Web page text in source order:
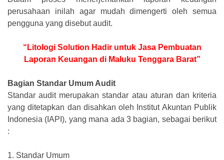
perusahaan inilah agar mudah dimengerti oleh semua
pengguna yang disebut audit.
“Litologi Solution Hadir untuk Jasa Pembuatan
Laporan Keuangan di Maluku Tenggara Barat”
Bagian Standar Umum Audit
Standar audit merupakan standar atau aturan dan kriteria
yang ditetapkan dan disahkan oleh Institut Akuntan Publik
Indonesia (IAPI), yang mana ada 3 bagian, sebagai berikut
:
1. Standar Umum